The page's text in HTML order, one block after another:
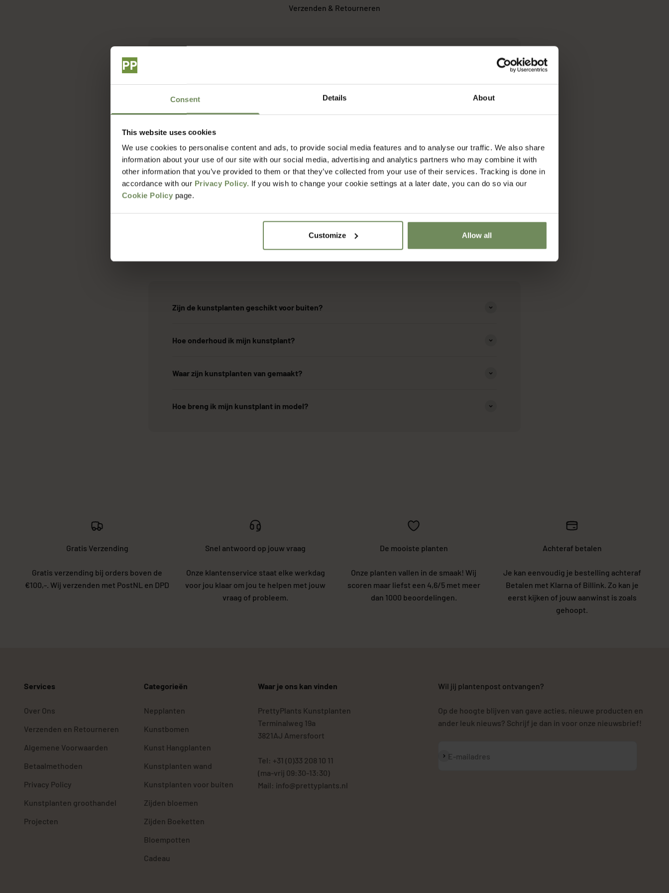
Consent Details About
This website uses cookies
We use cookies to personalise content and ads, to provide social media features and to analyse our traffic. We also share
information about your use of our site with our social media, advertising and analytics partners who may combine it with
other information that you’ve provided to them or that they’ve collected from your use of their services. Tracking is done in
accordance with our Privacy Policy. If you wish to change your cookie settings at a later date, you can do so via our
Cookie Policy page.
Customize Allow all
Verzenden & Retourneren
Wat zijn de verzendkosten?
Met welke bezorgdienst werken jullie?
Hoe zit het met retourneren?
Over onze producten
Zijn de kunstplanten geschikt voor buiten?
Hoe onderhoud ik mijn kunstplant?
Waar zijn kunstplanten van gemaakt?
Hoe breng ik mijn kunstplant in model?
Gratis Verzending
Gratis verzending bij orders boven de
€100,-. Wij verzenden met PostNL en DPD
Snel antwoord op jouw vraag
Onze klantenservice staat elke werkdag
voor jou klaar om jou te helpen met jouw
vraag of probleem.
De mooiste planten
Onze planten vallen in de smaak! Wij
scoren maar liefst een 4,6/5 met meer
dan 1000 beoordelingen.
Achteraf betalen
Je kan eenvoudig je bestelling achteraf
Betalen met Klarna of Billink. Zo kan je
eerst kijken of jouw aanwinst is zoals
gehoopt.
Services
Over Ons
Verzenden en Retourneren
Algemene Voorwaarden
Betaalmethoden
Privacy Policy
Kunstplanten groothandel
Projecten
Categorieën
Nepplanten
Kunstbomen
Kunst Hangplanten
Kunstplanten wand
Kunstplanten voor buiten
Zijden bloemen
Zijden Boeketten
Bloempotten
Cadeau
Waar je ons kan vinden
PrettyPlants Kunstplanten
Terminalweg 19a
3821AJ Amersfoort
Tel: +31 (0)33 208 10 11
(ma-vrij 09:30-13:30)
Mail: info@prettyplants.nl
Wil jij plantenpost ontvangen?
Op de hoogte blijven van gave acties, nieuwe producten en
ander leuk nieuws? Schrijf je dan in voor onze nieuwsbrief!
E-mailadres
Abonneren